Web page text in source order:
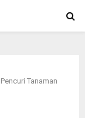
Tanaman